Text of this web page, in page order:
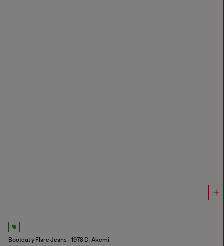
Bootcut y Flare Jeans - 1978 D-Akemi